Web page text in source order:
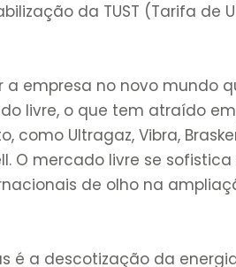
da TUST (Tarifa de
a empresa no novo mundo
livre, o que tem atraído
como Ultragaz, Vibra,
O mercado livre se
de olho na
é a descotização da